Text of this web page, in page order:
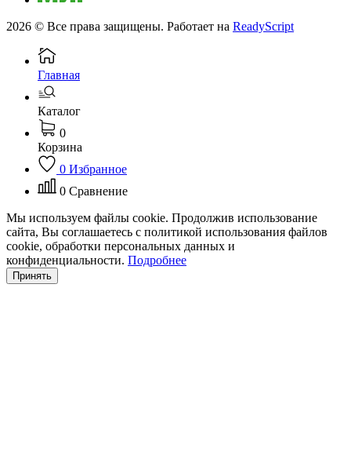
2026 © Все права защищены. Работает на ReadyScript
Главная
Каталог
0
Корзина
0 Избранное
0 Сравнение
Мы используем файлы cookie. Продолжив использование
сайта, Вы соглашаетесь с политикой использования файлов
cookie, обработки персональных данных и
конфиденциальности. Подробнее
Принять